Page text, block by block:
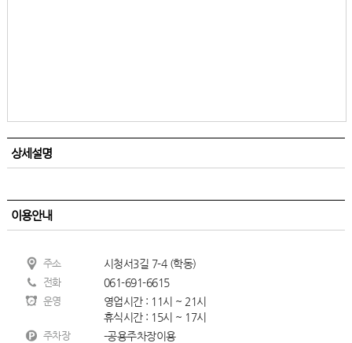
상세설명
이용안내
주소 시청서3길 7-4 (학동)
전화 061-691-6615
운영
영업시간 : 11시 ~ 21시
휴식시간 : 15시 ~ 17시
주차장 -공용주차장이용